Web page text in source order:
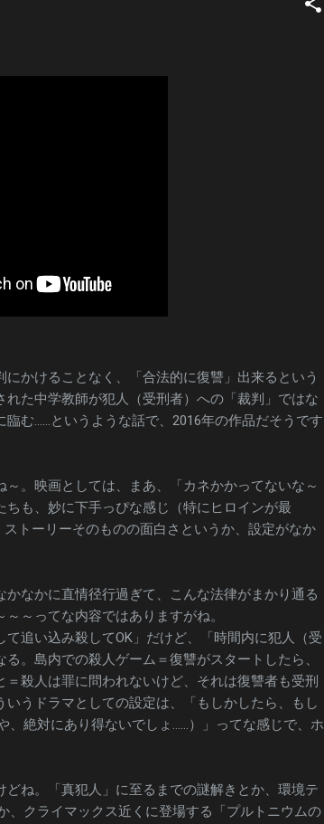
かけることなく、「合法的に復讐」出来るという
れた中学教師が犯人（受刑者）への「裁判」ではな
む……というような話で、2016年の作品だそうです
。映画としては、まあ、「カネかかってないな～
も、妙に下手っぴな感じ（特にヒロインが最
トーリーそのものの面白さというか、設定がなか
なかに直情径行過ぎて、こんな法律がまかり通る
～ってな内容ではありますがね。
追い込み殺してOK」だけど、「時間内に犯人（受
。島内での殺人ゲーム＝復讐がスタートしたら、
＝殺人は罪に問われないけど、それは復讐者も受刑
うドラマとしての設定は、「もしかしたら、もし
、絶対にあり得ないでしょ……）」ってな感じで、ホ
ね。「真犯人」に至るまでの謎解きとか、環境テ
、クライマックス近くに登場する「プルトニウムの